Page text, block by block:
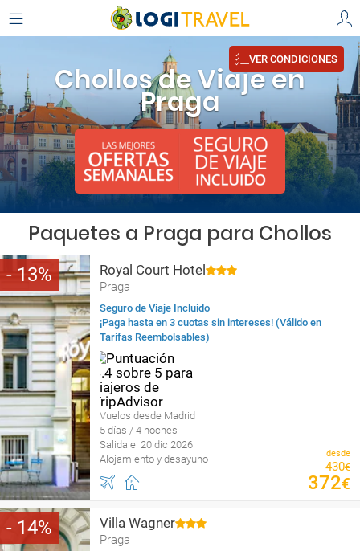
Chollos de Viaje en
Praga
VER CONDICIONES
Paquetes a Praga para Chollos
13 Royal Court Hotel
Praga
Seguro de Viaje Incluido
¡Paga hasta en 3 cuotas sin intereses! (Válido en
Tarifas Reembolsables)
Vuelos desde Madrid
5 días / 4 noches
Salida el 20 dic 2026
Alojamiento y desayuno
desde
430€
372€
14 Villa Wagner
Praga